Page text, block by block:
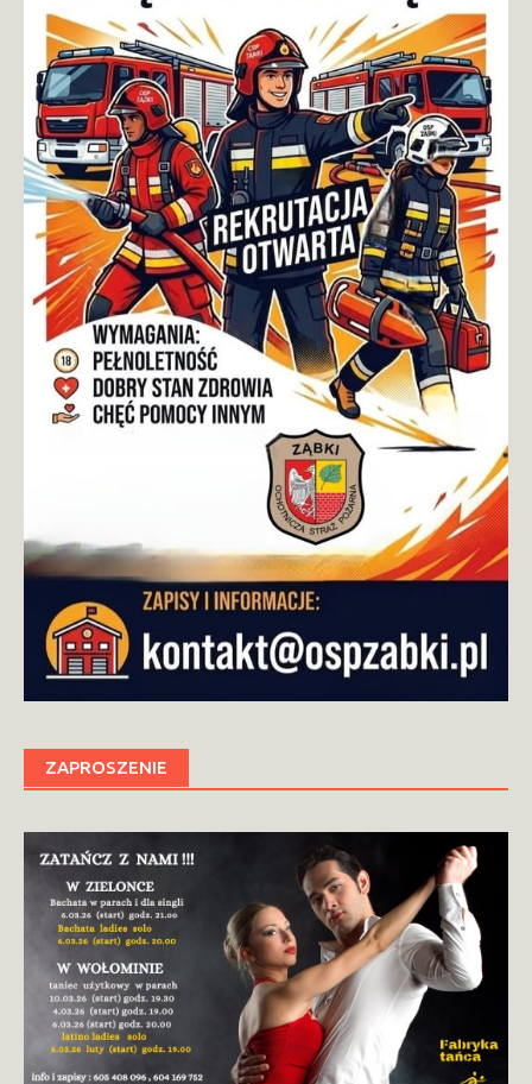
ZAPROSZENIE